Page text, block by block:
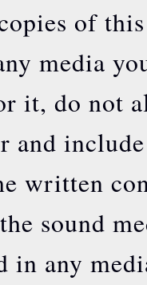
of this
media
it, do not
and
written
sound
in any